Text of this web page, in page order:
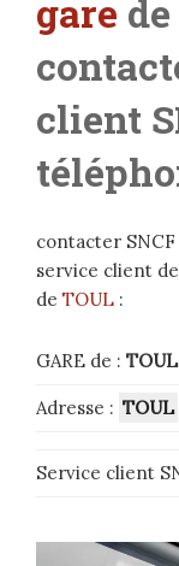
gare
client
contacter
service client
de TOUL :
GARE de : TOUL
Adresse : TOUL
Service client